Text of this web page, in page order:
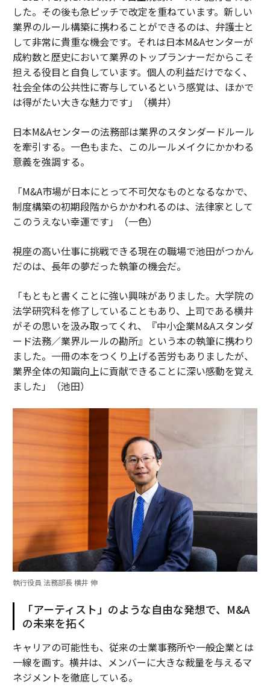
した。その後も急ピッチで改定を重ねています。新しい
業界のルール構築に携わることができるのは、弁護士と
して非常に貴重な機会です。それは日本M&Aセンターが
成約数と歴史において業界のトップランナーだからこそ
担える役目と自負しています。個人の利益だけでなく、
社会全体の公共性に寄与しているという感覚は、ほかで
は得がたい大きな魅力です」（横井）
日本M&Aセンターの法務部は業界のスタンダードルール
を牽引する。一色もまた、このルールメイクにかかわる
意義を強調する。
「M&A市場が日本にとって不可欠なものとなるなかで、
制度構築の初期段階からかかわれるのは、法律家として
このうえない幸運です」（一色）
視座の高い仕事に挑戦できる現在の職場で池田がつかん
だのは、長年の夢だった執筆の機会だ。
「もともと書くことに強い興味がありました。大学院の
法学研究科を修了していることもあり、上司である横井
がその思いを汲み取ってくれ、『中小企業M&Aスタンダ
ード法務／業界ルールの勘所』という本の執筆に携わり
ました。一冊の本をつくり上げる苦労もありましたが、
業界全体の知識向上に貢献できることに深い感動を覚え
ました」（池田）
執行役員 法務部長 横井 伸
「アーティスト」のような自由な発想で、M&A
の未来を拓く
キャリアの可能性も、従来の士業事務所や一般企業とは
一線を画す。横井は、メンバーに大きな裁量を与えるマ
ネジメントを徹底している。